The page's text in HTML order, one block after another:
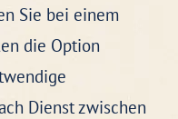
Sie bei einem
die Option
Dienst zwischen